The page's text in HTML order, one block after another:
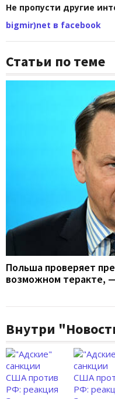
Не пропусти другие
bigmir)net в facebook
Статьи по теме
Польша проверяет
возможном теракте,
Внутри